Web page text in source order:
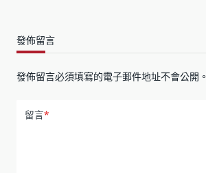
發佈留言
發佈留言必須填寫的電子郵件地址不會公開。
留言*